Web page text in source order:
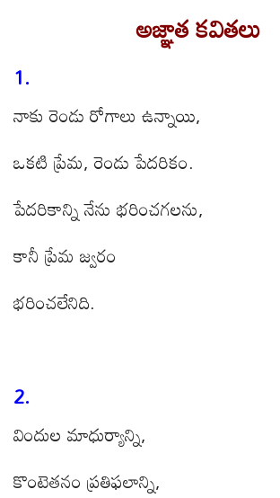
అజ్ఞాత కవితలు
1.
నాకు రెండు రోగాలు ఉన్నాయి,
ఒకటి ప్రేమ, రెండు పేదరికం.
పేదరికాన్ని నేను భరించగలను,
కానీ ప్రేమ జ్వరం
భరించలేనిది.
2.
విందుల మాధుర్యాన్ని,
కొంటెతనం ప్రతిఫలాన్ని,